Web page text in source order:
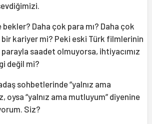
Daha çok para mı? Daha çok
bir kariyer mi? Peki eski Türk filmlerinin
saadet olmuyorsa, ihtiyacımız
değil mi?
sohbetlerinde “yalnız ama
oysa “yalnız ama mutluyum” diyenine
Siz?